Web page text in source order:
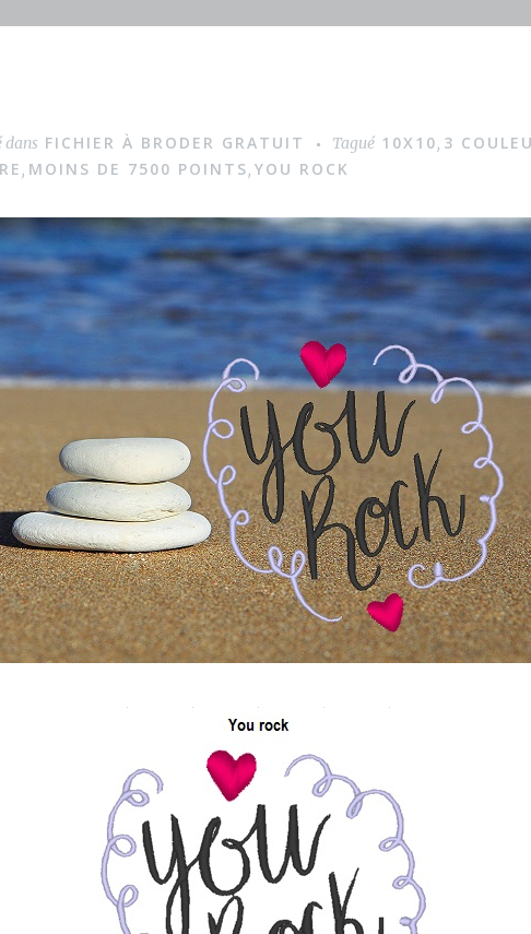
dans FICHIER À BRODER GRATUIT Tagué 10X10, 3
, MOINS DE 7500 POINTS, YOU ROCK